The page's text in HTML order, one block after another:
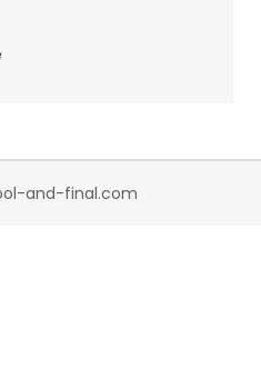
and-final.com